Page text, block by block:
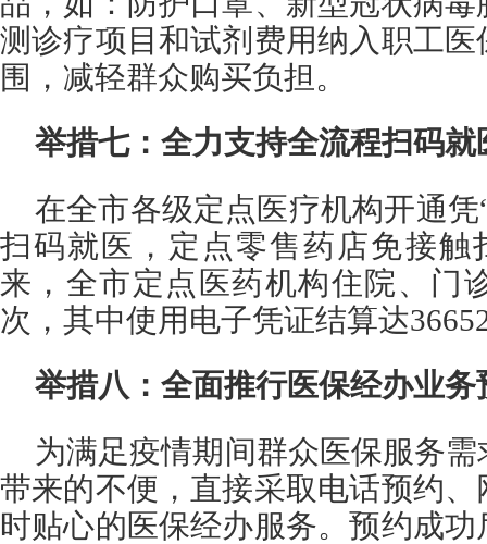
测诊疗项目和试剂费用纳入职工
围，减轻群众购买负担。
举措七：全力支持全流程扫码就
在全市各级定点医疗机构开通
扫码就医，定点零售药店免接触
来，全市定点医药机构住院、门
次，其中使用电子凭证结算达
举措八：全面推行医保经办业务
为满足疫情期间群众医保服务
带来的不便，直接采取电话预约
时贴心的医保经办服务。预约成